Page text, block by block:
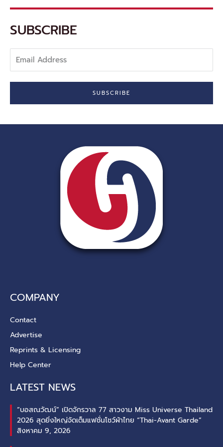
o
f
SUBSCRIBE
Address
SUBSCRIBE
COMPANY
Contact
Advertise
Reprints & Licensing
Help Center
LATEST NEWS
“บอสณวัฒน์” เปิดจักรวาล 77 สาวงาม Miss Universe Thailand
2026 สุดยิ่งใหญ่จัดเต็มแฟชั่นโชว์ผ้าไทย “Thai-Avant Garde”
สิงหาคม 9, 2026